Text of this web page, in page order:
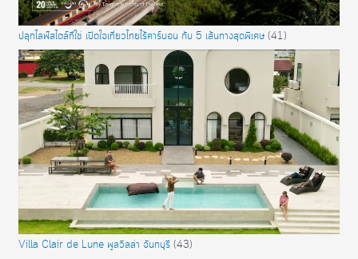
ปลุกไลฟ์สไตล์ที่ใช่ เปิดใจเที่ยวไทยไร้คาร์บอน กับ 5 เส้นทางสุดพิเศษ (41)
Villa Clair de Lune พูลวิลล่า จันทบุรี (43)